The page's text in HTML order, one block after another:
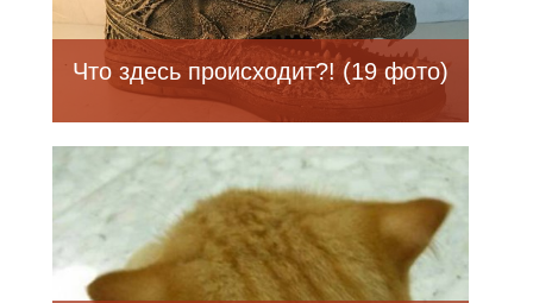
Что здесь происходит?! (19 фото)